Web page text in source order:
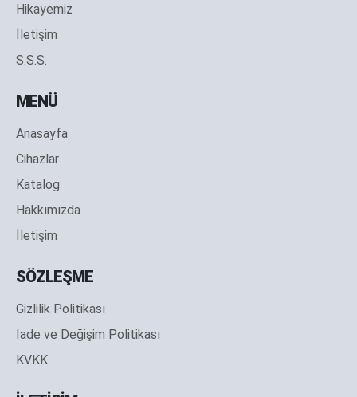
Hikayemiz
İletişim
S.S.S.
MENÜ
Anasayfa
Cihazlar
Katalog
Hakkımızda
İletişim
SÖZLEŞME
Gizlilik Politikası
İade ve Değişim Politikası
KVKK